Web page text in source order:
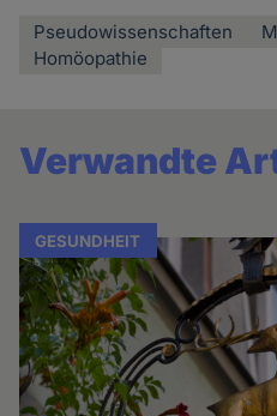
Pseudowissenschaften
Homöopathie
Verwandte
GESUNDHEIT